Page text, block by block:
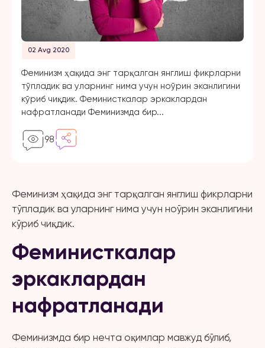
02 Avg 2020
Феминизм ҳақида энг тарқалган янглиш фикрларни
тўпладик ва уларнинг нима учун ноўрин эканлигини
кўриб чиқдик. Феминисткалар эркаклардан
нафратланади Феминизмда бир...
98
Феминизм ҳақида энг тарқалган янглиш фикрларни
тўпладик ва уларнинг нима учун ноўрин эканлигини
кўриб чиқдик.
Феминисткалар
эркаклардан
нафратланади
Феминизмда бир нечта оқимлар мавжуд бўлиб,